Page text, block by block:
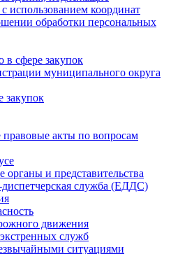
использованием координат
обработки персональных
в сфере закупок
муниципального округа
закупок
акты по вопросам
органы и представительства
служба (ЕДДС)
движения
служб
ситуациями